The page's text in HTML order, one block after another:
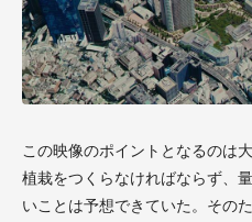
この映像のポイントとなるのは
植栽をつくらなければならず、
いことは予想できていた。その